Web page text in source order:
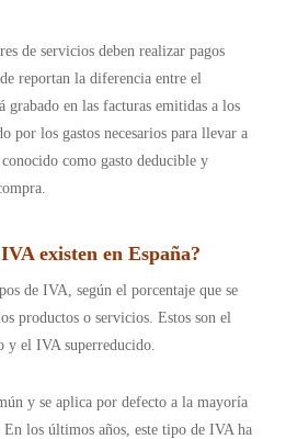
de servicios deben realizar pagos
reportan la diferencia entre el
grabado en las facturas emitidas a los
por los gastos necesarios para llevar a
como gasto deducible y
existen en España?
de IVA, según el porcentaje que se
productos o servicios. Estos son el
y el IVA superreducido.
y se aplica por defecto a la mayoría
los últimos años, este tipo de IVA ha